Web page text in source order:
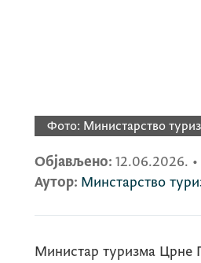
Фото: Министарство
Објављено: 12.06.2026. •
Аутор: Минстарство
Министар туризма Црне